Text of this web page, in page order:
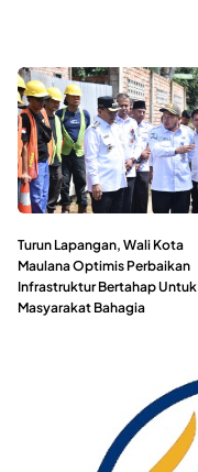
Turun Lapangan, Wali Kota
Maulana Optimis Perbaikan
Infrastruktur Bertahap Untuk
Masyarakat Bahagia